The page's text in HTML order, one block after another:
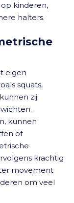
kinderen,
halters.
eigen
squats,
zij
kunnen
of
krachtig
movement
om veel